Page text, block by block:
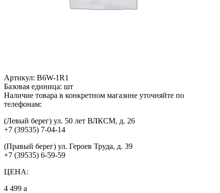
Артикул: B6W-1R1
Базовая единица: шт
Наличие товара в конкретном магазине уточняйте по
телефонам:
(Левый берег) ул. 50 лет ВЛКСМ, д. 26
+7 (39535) 7-04-14
(Правый берег) ул. Героев Труда, д. 39
+7 (39535) 6-59-59
ЦЕНА:
4 499 a